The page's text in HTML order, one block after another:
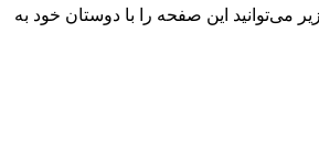
می‌توانید این صفحه را با دوستان خود به